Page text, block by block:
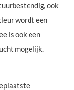
ook
wordt een
is ook een
mogelijk.